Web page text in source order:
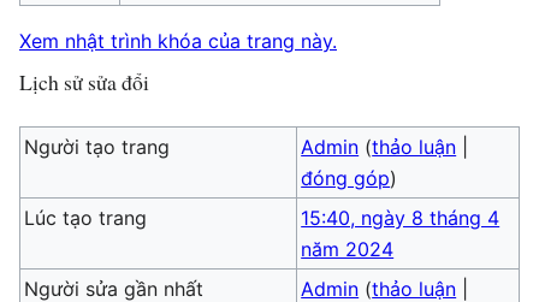
Xem nhật trình khóa của trang này.
Lịch sử sửa đổi
Người tạo trang Admin (thảo luận
đóng góp)
Lúc tạo trang
15:40, ngày 8 tháng 4
năm 2024
Người sửa gần nhất
Admin (thảo luận